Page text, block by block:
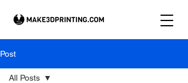
Post
All Posts